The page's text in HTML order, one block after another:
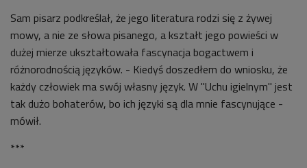
Sam pisarz podkreślał, że jego literatura rodzi się z żywej
mowy, a nie ze słowa pisanego, a kształt jego powieści w
dużej mierze ukształtowała fascynacja bogactwem i
różnorodnością języków. - Kiedyś doszedłem do wniosku, że
każdy człowiek ma swój własny język. W "Uchu igielnym" jest
tak dużo bohaterów, bo ich języki są dla mnie fascynujące -
mówił.
***